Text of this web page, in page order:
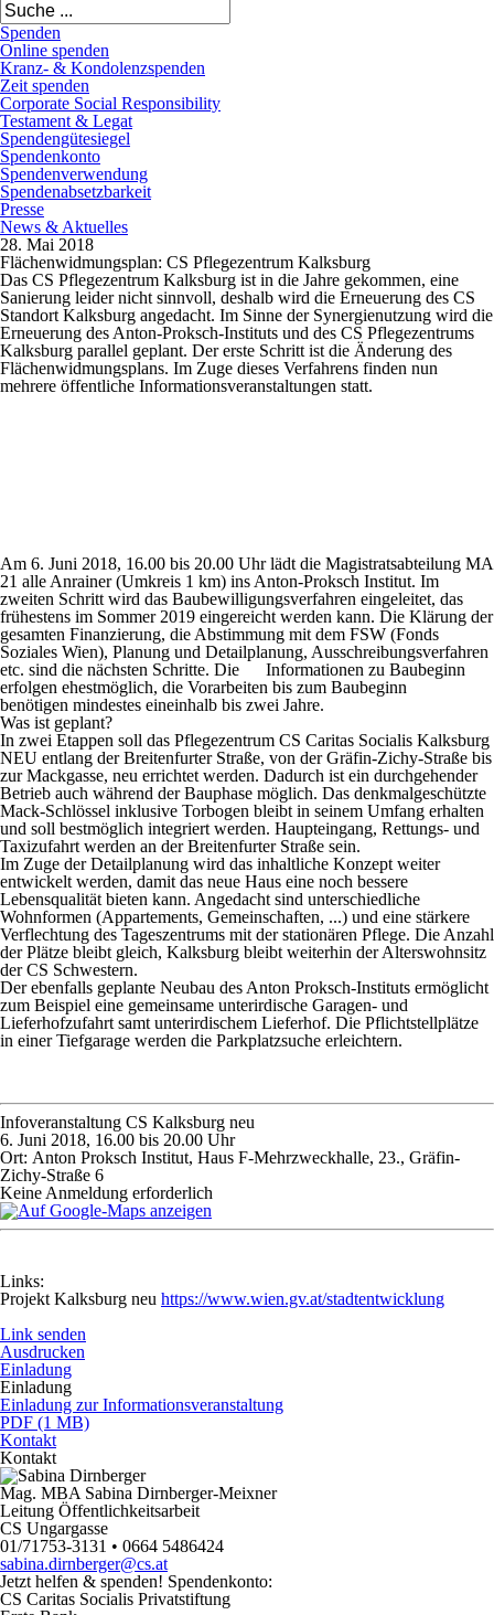
Spenden
Online spenden
Kranz- & Kondolenzspenden
Zeit spenden
Corporate Social Responsibility
Testament & Legat
Spendengütesiegel
Spendenkonto
Spendenverwendung
Spendenabsetzbarkeit
Presse
News & Aktuelles
28. Mai 2018
Flächenwidmungsplan: CS Pflegezentrum Kalksburg
Das CS Pflegezentrum Kalksburg ist in die Jahre gekommen, eine
Sanierung leider nicht sinnvoll, deshalb wird die Erneuerung des CS
Standort Kalksburg angedacht. Im Sinne der Synergienutzung wird die
Erneuerung des Anton-Proksch-Instituts und des CS Pflegezentrums
Kalksburg parallel geplant. Der erste Schritt ist die Änderung des
Flächenwidmungsplans. Im Zuge dieses Verfahrens finden nun
mehrere öffentliche Informationsveranstaltungen statt.
Am 6. Juni 2018, 16.00 bis 20.00 Uhr lädt die Magistratsabteilung MA
21 alle Anrainer (Umkreis 1 km) ins Anton-Proksch Institut. Im
zweiten Schritt wird das Baubewilligungsverfahren eingeleitet, das
frühestens im Sommer 2019 eingereicht werden kann. Die Klärung der
gesamten Finanzierung, die Abstimmung mit dem FSW (Fonds
Soziales Wien), Planung und Detailplanung, Ausschreibungsverfahren
etc. sind die nächsten Schritte. Die Informationen zu Baubeginn
erfolgen ehestmöglich, die Vorarbeiten bis zum Baubeginn
benötigen mindestes eineinhalb bis zwei Jahre.
Was ist geplant?
In zwei Etappen soll das Pflegezentrum CS Caritas Socialis Kalksburg
NEU entlang der Breitenfurter Straße, von der Gräfin-Zichy-Straße bis
zur Mackgasse, neu errichtet werden. Dadurch ist ein durchgehender
Betrieb auch während der Bauphase möglich. Das denkmalgeschützte
Mack-Schlössel inklusive Torbogen bleibt in seinem Umfang erhalten
und soll bestmöglich integriert werden. Haupteingang, Rettungs- und
Taxizufahrt werden an der Breitenfurter Straße sein.
Im Zuge der Detailplanung wird das inhaltliche Konzept weiter
entwickelt werden, damit das neue Haus eine noch bessere
Lebensqualität bieten kann. Angedacht sind unterschiedliche
Wohnformen (Appartements, Gemeinschaften, ...) und eine stärkere
Verflechtung des Tageszentrums mit der stationären Pflege. Die Anzahl
der Plätze bleibt gleich, Kalksburg bleibt weiterhin der Alterswohnsitz
der CS Schwestern.
Der ebenfalls geplante Neubau des Anton Proksch-Instituts ermöglicht
zum Beispiel eine gemeinsame unterirdische Garagen- und
Lieferhofzufahrt samt unterirdischem Lieferhof. Die Pflichtstellplätze
in einer Tiefgarage werden die Parkplatzsuche erleichtern.
Infoveranstaltung CS Kalksburg neu
6. Juni 2018, 16.00 bis 20.00 Uhr
Ort: Anton Proksch Institut, Haus F-Mehrzweckhalle, 23., Gräfin-
Zichy-Straße 6
Keine Anmeldung erforderlich
Links:
Projekt Kalksburg neu https://www.wien.gv.at/stadtentwicklung
Link senden
Ausdrucken
Einladung
Einladung
Einladung zur Informationsveranstaltung
PDF (1 MB)
Kontakt
Kontakt
Mag. MBA Sabina Dirnberger-Meixner
Leitung Öffentlichkeitsarbeit
CS Ungargasse
01/71753-3131 • 0664 5486424
sabina.dirnberger@cs.at
Jetzt helfen & spenden! Spendenkonto:
CS Caritas Socialis Privatstiftung